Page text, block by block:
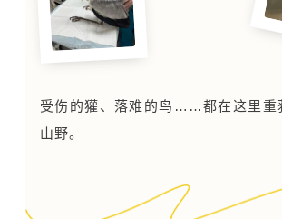
受伤的獾、落难的鸟……都在这里重